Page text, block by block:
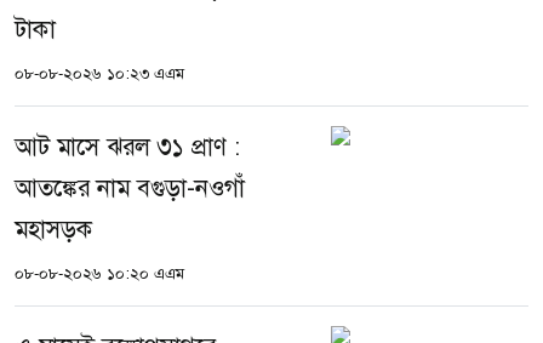
টাকা
০৮-০৮-২০২৬ ১০:২৩ এএম
আট মাসে ঝরল ৩১ প্রাণ :
আতঙ্কের নাম বগুড়া-নওগাঁ
মহাসড়ক
০৮-০৮-২০২৬ ১০:২০ এএম